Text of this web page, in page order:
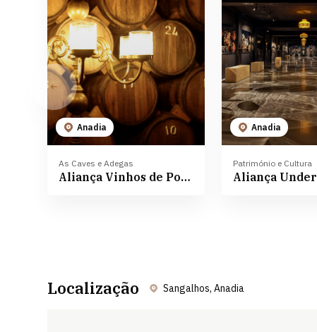
Anadia
As Caves e Adegas
Aliança Vinhos de Portugal
Anadia
Património e Cultura
Localização Sangalhos, Anadia